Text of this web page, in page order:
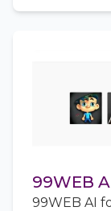
99WEB
99WEB AI